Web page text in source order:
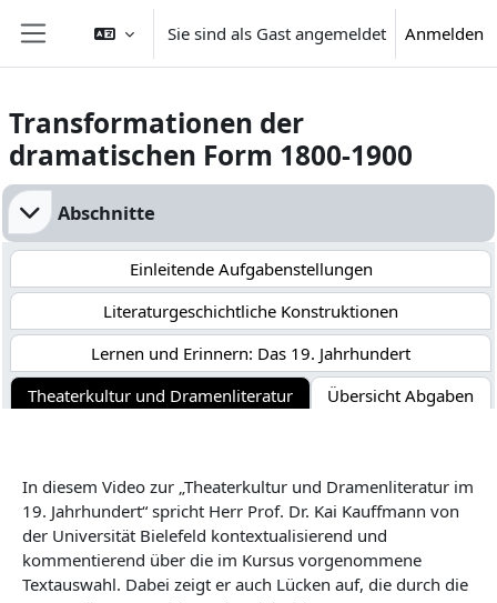
Website-Übersicht
Sie sind als Gast angemeldet Anmelden
Transformationen der
dramatischen Form 1800-1900
Abschnittsübersicht
Abschnitte
Einleitende Aufgabenstellungen
Literaturgeschichtliche Konstruktionen
Lernen und Erinnern: Das 19. Jahrhundert
Theaterkultur und Dramenliteratur
Übersicht Abgaben
In diesem Video zur „Theaterkultur und Dramenliteratur im
19. Jahrhundert“ spricht Herr Prof. Dr. Kai Kauffmann von
der Universität Bielefeld kontextualisierend und
kommentierend über die im Kursus vorgenommene
Textauswahl. Dabei zeigt er auch Lücken auf, die durch die